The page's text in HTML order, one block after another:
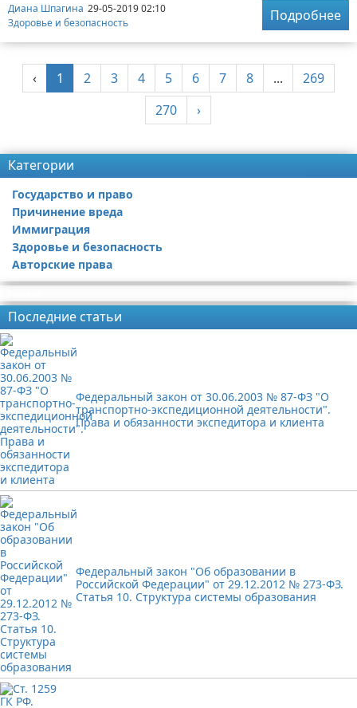
Диана Шпагина 29-05-2019 02:10
Здоровье и безопасность
Подробнее
‹ 1 2 3 4 5 6 7 8 ...
269
270
›
Категории
Государство и право
Причинение вреда
Иммиграция
Здоровье и безопасность
Авторские права
Последние статьи
Федеральный закон от 30.06.2003 № 87-ФЗ "О
транспортно-экспедиционной деятельности".
Права и обязанности экспедитора и клиента
Федеральный закон "Об образовании в
Российской Федерации" от 29.12.2012 № 273-ФЗ.
Статья 10. Структура системы образования